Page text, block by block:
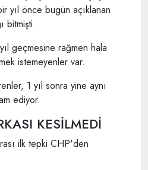
yıl önce bugün açıklanan
bitmişti.
geçmesine rağmen hala
istemeyenler var.
1 yıl sonra yine aynı
ediyor.
KESİLMEDİ
ilk tepki CHP'den